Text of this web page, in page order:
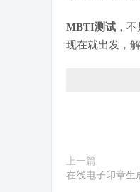
MBTI测试 ，
现在就出发，
上一篇
在线电子印章生